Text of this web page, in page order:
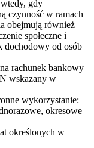
gdy
czynność w ramach
obejmują również
społeczne i
dochodowy od osób
rachunek bankowy
wskazany w
wykorzystanie:
okresowe
określonych w